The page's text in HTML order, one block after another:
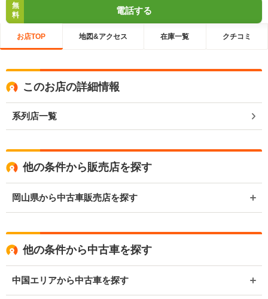
無
料
電話する
お店TOP 地図&アクセス 在庫一覧 クチコミ
このお店の詳細情報
系列店一覧
他の条件から販売店を探す
岡山県から中古車販売店を探す
他の条件から中古車を探す
中国エリアから中古車を探す